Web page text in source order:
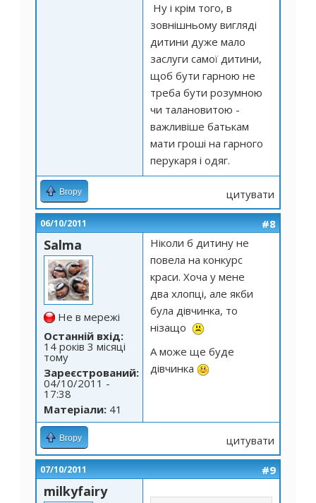
Ну і крім того, в
зовнішньому вигляді
дитини дуже мало
заслуги самої дитини,
щоб бути гарною не
треба бути розумною
чи талановитою -
важливіше батькам
мати гроші на гарного
перукаря і одяг.
Вгору цитувати
06/10/2011 #8
Salma
Не в мережі
Останній вхід:
14 років 3 місяці
тому
Зареєстрований:
04/10/2011 -
17:38
Матеріали: 41
Ніколи б дитину не
повела на конкурс
краси. Хоча у мене
два хлопці, але якби
була дівчинка, то
нізащо
А може ще буде
дівчинка
Вгору цитувати
07/10/2011 #9
milkyfairy